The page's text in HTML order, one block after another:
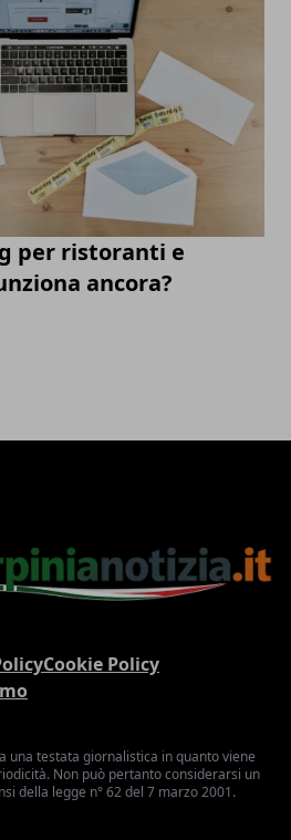
per ristoranti e
ancora?
Cookie Policy
una testata giornalistica in quanto viene
Non può pertanto considerarsi un
della legge n° 62 del 7 marzo 2001.